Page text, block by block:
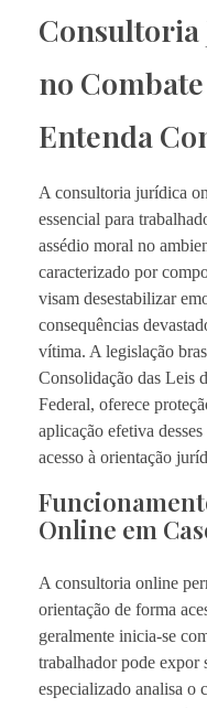
no
Entenda
A consultoria jurídica
essencial para
assédio moral no
caracterizado por
visam desestabilizar
consequências
vítima. A legislação
Consolidação das Leis
Federal, oferece
aplicação efetiva
acesso à orientação
Online em
A consultoria online
orientação de forma
geralmente inicia-se
trabalhador pode expor
especializado analisa o